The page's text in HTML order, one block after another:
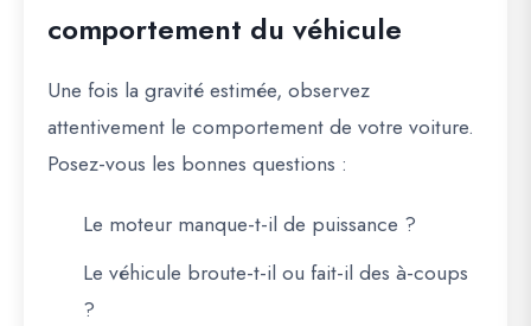
comportement du véhicule
Une fois la gravité estimée, observez
attentivement le comportement de votre voiture.
Posez-vous les bonnes questions :
Le moteur manque-t-il de puissance ?
Le véhicule broute-t-il ou fait-il des à-coups
?